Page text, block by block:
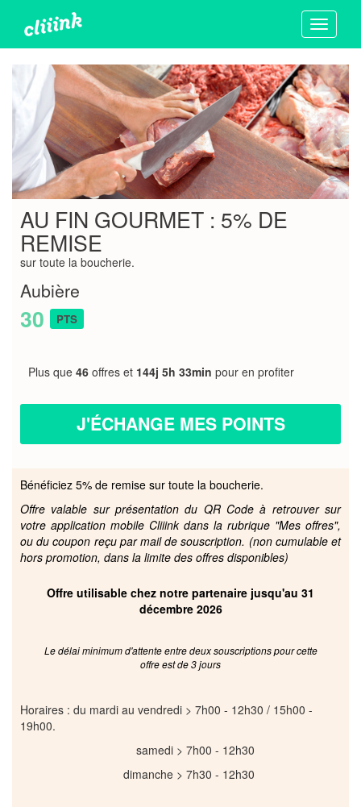
Toggle
AU FIN GOURMET : 5% DE
REMISE
sur toute la boucherie.
Aubière
30 PTS
Plus que 46 offres et 144j 5h 33min pour en profiter
J'ÉCHANGE MES POINTS
Bénéficiez 5% de remise sur toute la boucherie.
Offre valable sur présentation du QR Code à retrouver sur
votre application mobile Cliiink dans la rubrique "Mes offres",
ou du coupon reçu par mail de souscription. (non cumulable et
hors promotion, dans la limite des offres disponibles)
Offre utilisable chez notre partenaire jusqu'au 31
décembre 2026
Le délai minimum d'attente entre deux souscriptions pour cette
offre est de 3 jours
Horaires : du mardi au vendredi > 7h00 - 12h30 / 15h00 -
19h00.
samedi > 7h00 - 12h30
dimanche > 7h30 - 12h30